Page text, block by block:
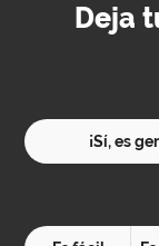
Deja
¡Sí, es